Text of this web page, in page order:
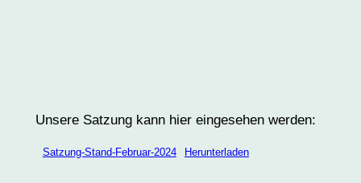
Unsere Satzung kann hier eingesehen werden:
Satzung-Stand-Februar-2024 Herunterladen